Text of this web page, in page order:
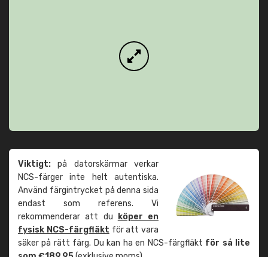
Viktigt: på datorskärmar verkar
NCS-färger inte helt autentiska.
Använd färgintrycket på denna sida
endast som referens. Vi
rekommenderar att du
köper en
fysisk NCS-färgfläkt för att vara
säker på rätt färg. Du kan ha en NCS-färgfläkt för så lite